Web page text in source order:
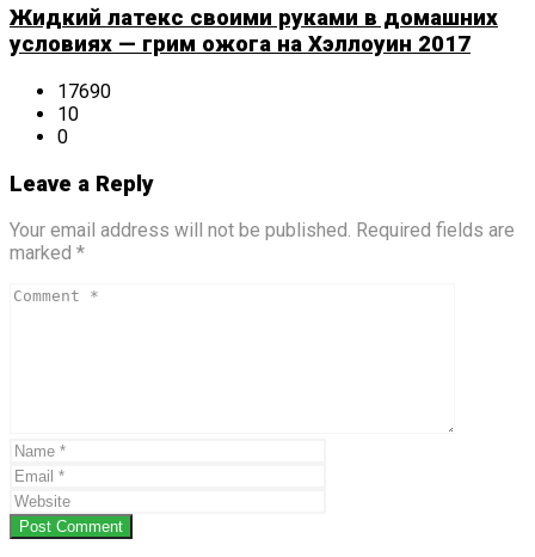
Жидкий латекс своими руками в домашних
условиях — грим ожога на Хэллоуин 2017
17690
10
0
Leave a Reply
Your email address will not be published. Required fields are
marked *
Post Comment